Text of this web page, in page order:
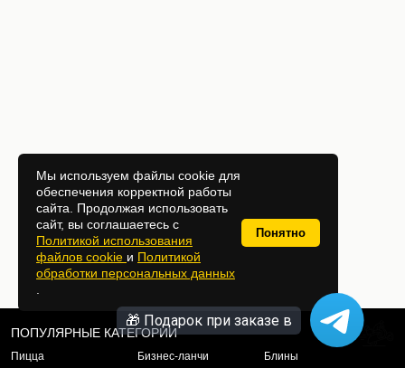
ПОПУЛЯРНЫЕ КАТЕГОРИИ
Пицца Бизнес-ланчи
Блины
Мы используем файлы cookie для
обеспечения корректной работы
сайта. Продолжая использовать
сайт, вы соглашаетесь с
Политикой использования
файлов cookie и Политикой
обработки персональных данных
Понятно